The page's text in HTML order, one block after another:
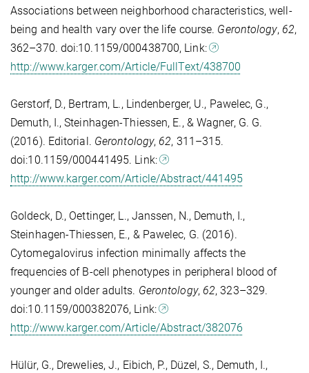
Associations between neighborhood characteristics, well-
being and health vary over the life course. Gerontology, 62,
362–370. doi:10.1159/000438700, Link:
http://www.karger.com/Article/FullText/438700
Gerstorf, D., Bertram, L., Lindenberger, U., Pawelec, G.,
Demuth, I., Steinhagen-Thiessen, E., & Wagner, G. G.
(2016). Editorial. Gerontology, 62, 311–315.
doi:10.1159/000441495. Link:
http://www.karger.com/Article/Abstract/441495
Goldeck, D., Oettinger, L., Janssen, N., Demuth, I.,
Steinhagen-Thiessen, E., & Pawelec, G. (2016).
Cytomegalovirus infection minimally affects the
frequencies of B-cell phenotypes in peripheral blood of
younger and older adults. Gerontology, 62, 323–329.
doi:10.1159/000382076, Link:
http://www.karger.com/Article/Abstract/382076
Hülür, G., Drewelies, J., Eibich, P., Düzel, S., Demuth, I.,